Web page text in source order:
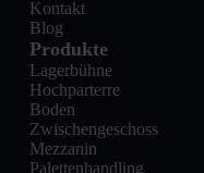
Kontakt
Blog
Produkte
Lagerbühne
Hochparterre
Boden
Zwischengeschoss
Mezzanin
Palettenhandling